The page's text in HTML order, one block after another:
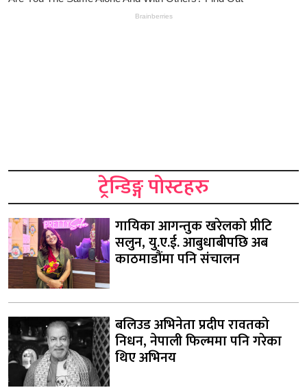
ट्रेन्डिङ्ग पोस्टहरु
गायिका आगन्तुक खरेलको प्रीटि
सलुन, यु.ए.ई. आबुधाबीपछि अब
काठमाडौंमा पनि संचालन
बलिउड अभिनेता प्रदीप रावतको
निधन, नेपाली फिल्ममा पनि गरेका
थिए अभिनय